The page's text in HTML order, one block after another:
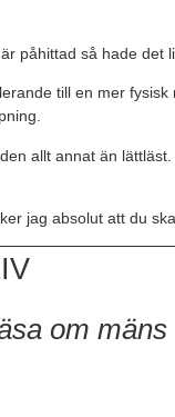
påhittad så hade det
till en mer
allt annat än
jag absolut att du
om